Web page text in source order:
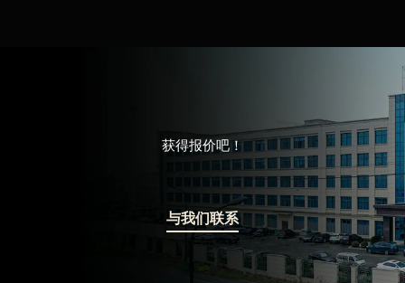
获得报价吧！
与我们联系